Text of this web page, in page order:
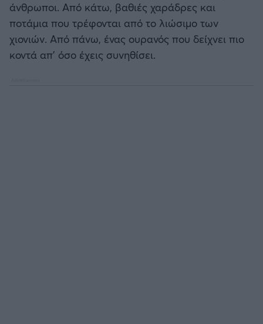
Άρσεναλ
Γιουβέντους
άνθρωποι. Από κάτω, βαθιές χαράδρες και
ποτάμια που τρέφονται από το λιώσιμο των
χιονιών. Από πάνω, ένας ουρανός που δείχνει πιο
κοντά απ’ όσο έχεις συνηθίσει.